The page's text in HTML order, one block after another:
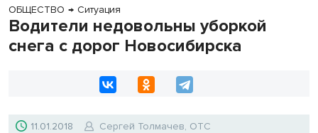
ОБЩЕСТВО → Ситуация
Водители недовольны уборкой
снега с дорог Новосибирска
11.01.2018 Сергей Толмачев, ОТС